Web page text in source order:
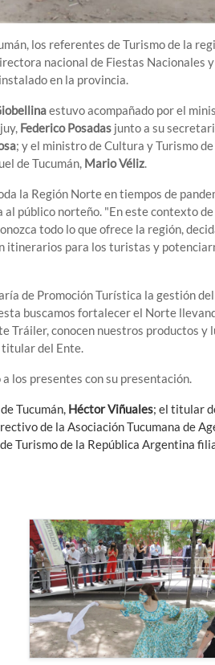
los referentes de Turismo de la
nacional de Fiestas Nacionales y
en la provincia.
estuvo acompañado por el
Federico Posadas junto a su
; y el ministro de Cultura y Turismo
de Tucumán, Mario Véliz.
la Región Norte en tiempos de
público norteño. "En este contexto
todo lo que ofrece la región,
itinerarios para los turistas y
de Promoción Turística la gestión
buscamos fortalecer el Norte
Tráiler, conocen nuestros productos y
titular del Ente.
los presentes con su presentación.
Tucumán, Héctor Viñuales; el titular
de la Asociación Tucumana de
Turismo de la República Argentina